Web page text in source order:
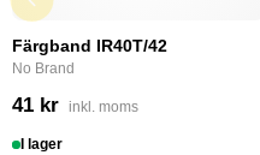
Färgband IR40T/42
No Brand
41 kr inkl. moms
I lager